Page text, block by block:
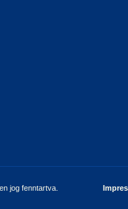
jog fenntartva.